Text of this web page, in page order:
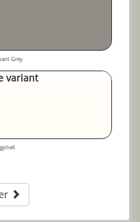
Grey
variant